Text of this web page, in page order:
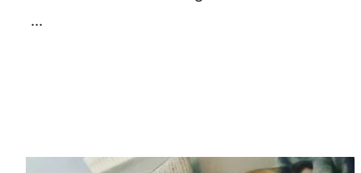
...